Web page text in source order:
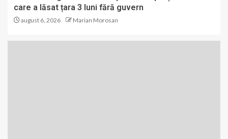
care a lăsat țara 3 luni fără guvern
august 6, 2026 Marian Morosan